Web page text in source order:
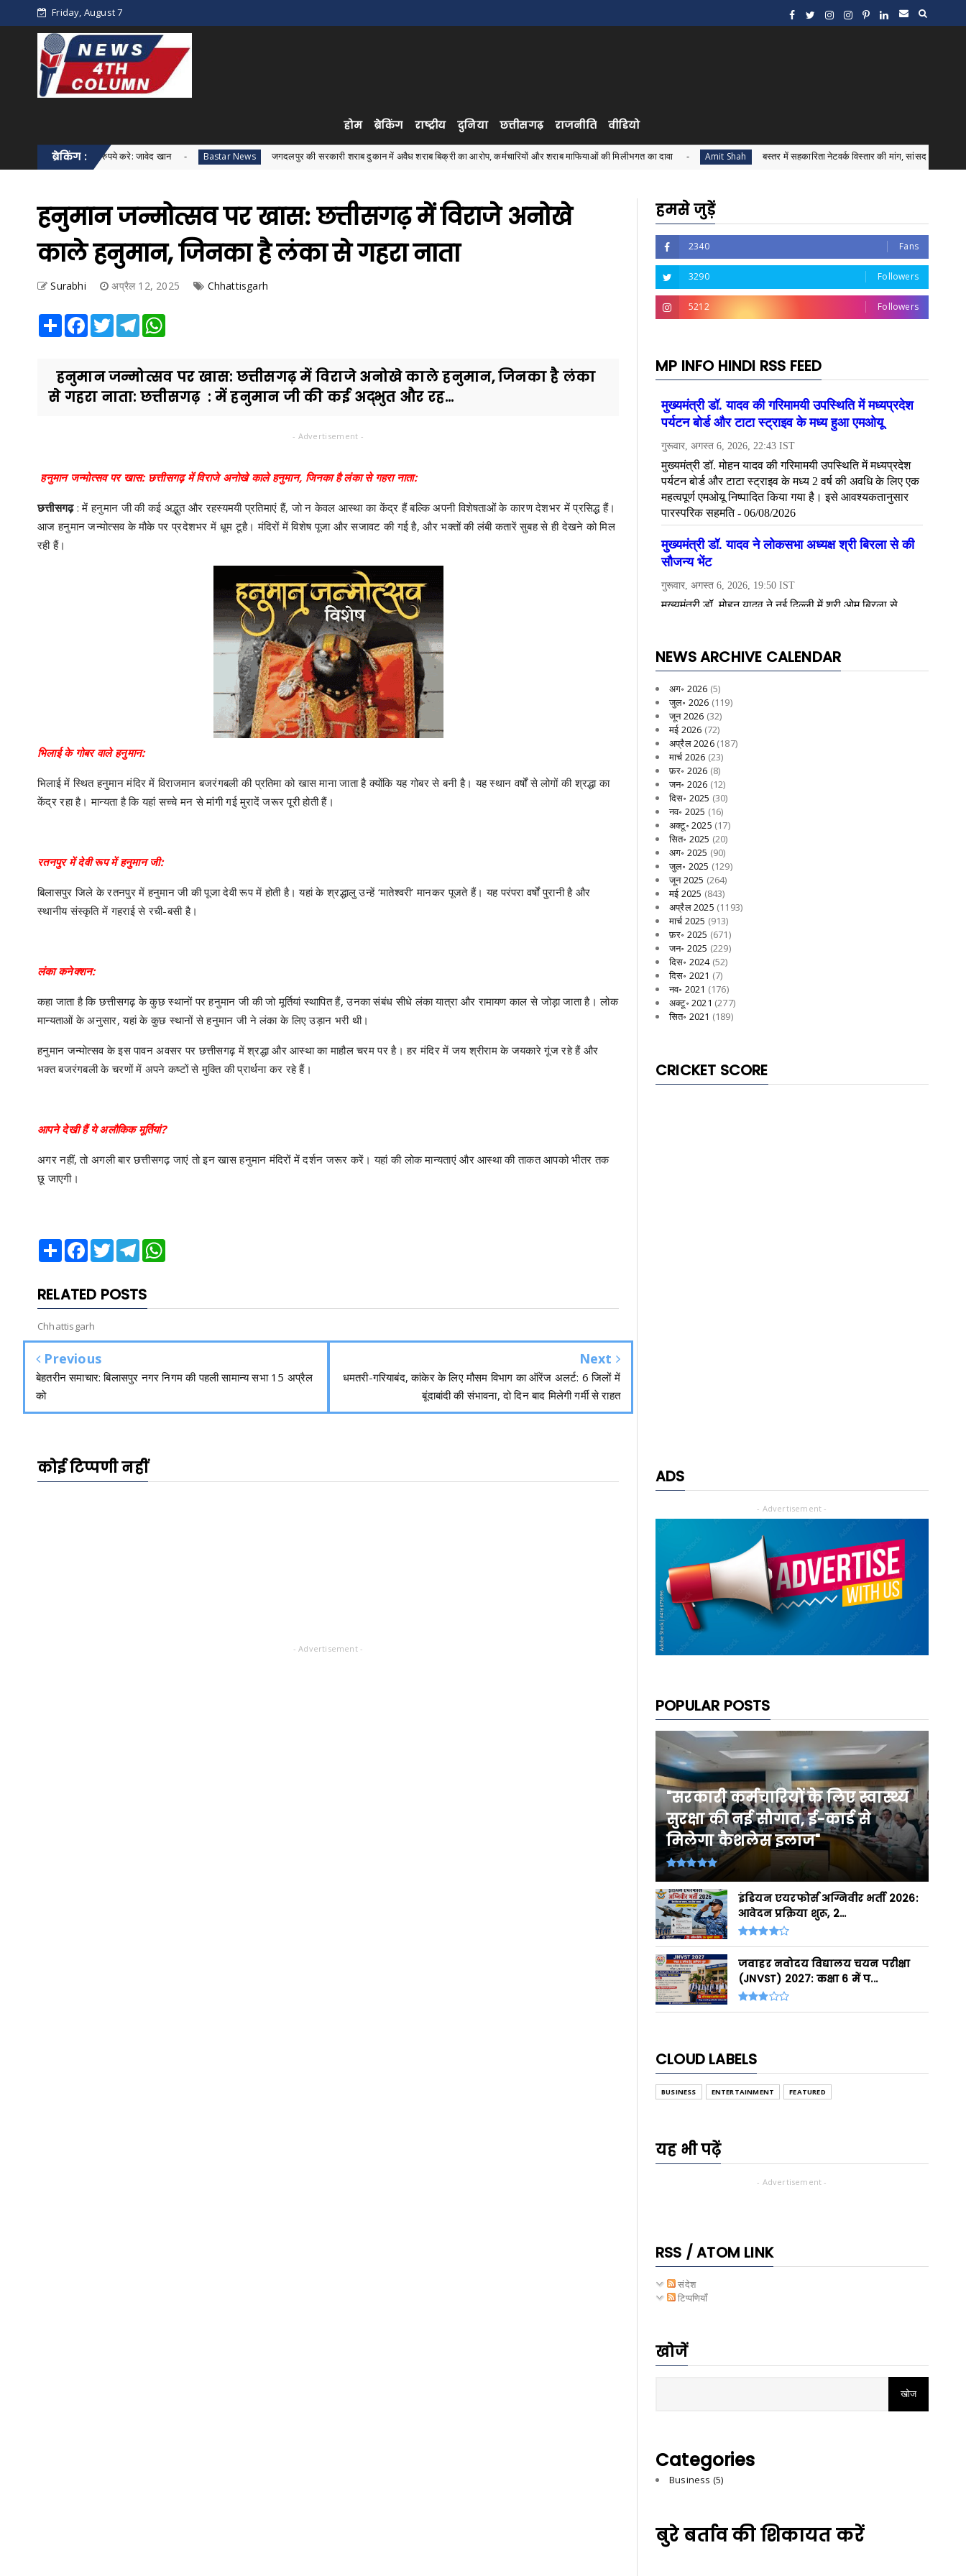
Friday, August 7
होम ब्रेकिंग राष्ट्रीय दुनिया छत्तीसगढ़ राजनीति वीडियो
ब्रेकिंग :
30 हजार रुपये करे: जावेद खान Bastar News जगदलपुर की सरकारी शराब दुकान में अवैध शराब बिक्री का आरोप, कर्मचारियों और शराब माफियाओं की मिलीभगत का दावा Amit Shah बस्तर में सहकारिता नेटवर्क विस्तार की मांग, सांसद महेश कश्यप ने अमित शाह को
हनुमान जन्मोत्सव पर खास: छत्तीसगढ़ में विराजे अनोखे
काले हनुमान, जिनका है लंका से गहरा नाता
Surabhi अप्रैल 12, 2025 Chhattisgarh
Share Facebook
TwitterTelegram
हनुमान जन्मोत्सव पर खास: छत्तीसगढ़ में विराजे अनोखे काले हनुमान, जिनका है लंका
से गहरा नाता: छत्तीसगढ़ : में हनुमान जी की कई अद्भुत और रह...
- Advertisement -
हनुमान जन्मोत्सव पर खास: छत्तीसगढ़ में विराजे अनोखे काले हनुमान, जिनका है लंका से गहरा नाता:
छत्तीसगढ़: में हनुमान जी की कई अद्भुत और रहस्यमयी प्रतिमाएं हैं, जो न केवल आस्था का केंद्र हैं बल्कि अपनी विशेषताओं के कारण देशभर में प्रसिद्ध हैं।
आज हनुमान जन्मोत्सव के मौके पर प्रदेशभर में धूम टूहै। मंदिरों में विशेष पूजा और सजावट की गई है, और भक्तों की लंबी कतारें सुबह से ही देखने को मिल
रही हैं।
भिलाई के गोबर वाले हनुमान:
भिलाई में स्थित हनुमान मंदिर में विराजमान बजरंगबली की प्रतिमा को खास माना जाता है क्योंकि यह गोबर से बनी है। यह स्थान वर्षों से लोगों की श्रद्धा का
केंद्र रहा है। मान्यता है कि यहां सच्चे मन से मांगी गई मुरादें जरूर पूरी होती हैं।
रतनपुर में देवी रूप में हनुमान जी:
बिलासपुर जिले के रतनपुर में हनुमान जी की पूजा देवी रूप में होती है। यहां के श्रद्धालु उन्हें ‘मातेश्वरी’ मानकर पूजते हैं। यह परंपरा वर्षों पुरानी है और
स्थानीय संस्कृति में गहराई से रची-बसी है।
लंका कनेक्शन:
कहा जाता है कि छत्तीसगढ़ के कुछ स्थानों पर हनुमान जी की जो मूर्तियां स्थापित हैं, उनका संबंध सीधे लंका यात्रा और रामायण काल से जोड़ा जाता है। लोक
मान्यताओं के अनुसार, यहां के कुछ स्थानों से हनुमान जी ने लंका के लिए उड़ान भरी थी।
हनुमान जन्मोत्सव के इस पावन अवसर पर छत्तीसगढ़ में श्रद्धा और आस्था का माहौल चरम पर है। हर मंदिर में जय श्रीराम के जयकारे गूंज रहे हैं और
भक्त बजरंगबली के चरणों में अपने कष्टों से मुक्ति की प्रार्थना कर रहे हैं।
आपने देखी हैं ये अलौकिक मूर्तियां?
अगर नहीं, तो अगली बार छत्तीसगढ़ जाएं तो इन खास हनुमान मंदिरों में दर्शन जरूर करें। यहां की लोक मान्यताएं और आस्था की ताकत आपको भीतर तक
छू जाएगी।
Share Facebook
TwitterTelegram
RELATED POSTS
Chhattisgarh
Previous
बेहतरीन समाचार: बिलासपुर नगर निगम की पहली सामान्य सभा 15 अप्रैल
को
Next
धमतरी-गरियाबंद, कांकेर के लिए मौसम विभाग का ऑरेंज अलर्ट: 6 जिलों में
बूंदाबांदी की संभावना, दो दिन बाद मिलेगी गर्मी से राहत
कोई टिप्पणी नहीं
- Advertisement -
हमसे जुड़ें
2340 Fans
3290 Followers
5212 Followers
MP INFO HINDI RSS FEED
NEWS ARCHIVE CALENDAR
अग॰ 2026 (5)
जुल॰ 2026 (119)
जून 2026 (32)
मई 2026 (72)
अप्रैल 2026(187)
मार्च 2026 (23)
फ़र॰ 2026 (8)
जन॰ 2026 (12)
दिस॰ 2025 (30)
नव॰ 2025 (16)
अक्टू॰ 2025 (17)
सित॰ 2025 (20)
अग॰ 2025 (90)
जुल॰ 2025 (129)
जून 2025 (264)
मई 2025 (843)
अप्रैल 2025 (1193)
मार्च 2025 (913)
फ़र॰ 2025 (671)
जन॰ 2025 (229)
दिस॰ 2024(52)
दिस॰ 2021 (7)
नव॰ 2021 (176)
अक्टू॰ 2021 (277)
सित॰ 2021 (189)
CRICKET SCORE
ADS
- Advertisement -
POPULAR POSTS
"सरकारी कर्मचारियों के लिए स्वास्थ्य
सुरक्षा की नई सौगात, ई-कार्ड से
मिलेगा कैशलेस इलाज"
इंडियन एयरफोर्स अग्निवीर भर्ती 2026:
आवेदन प्रक्रिया शुरू, 2...
जवाहर नवोदय विद्यालय चयन परीक्षा
(JNVST) 2027: कक्षा 6 में प...
CLOUD LABELS
BUSINESS ENTERTAINMENT FEATURED
यह भी पढ़ें
- Advertisement -
RSS / ATOM LINK
संदेश
टिप्पणियाँ
खोजें
Categories
Business (5)
बुरे बर्ताव की शिकायत करें